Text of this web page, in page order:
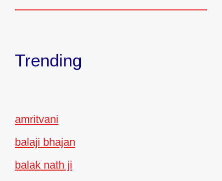
Trending
amritvani
balaji bhajan
balak nath ji